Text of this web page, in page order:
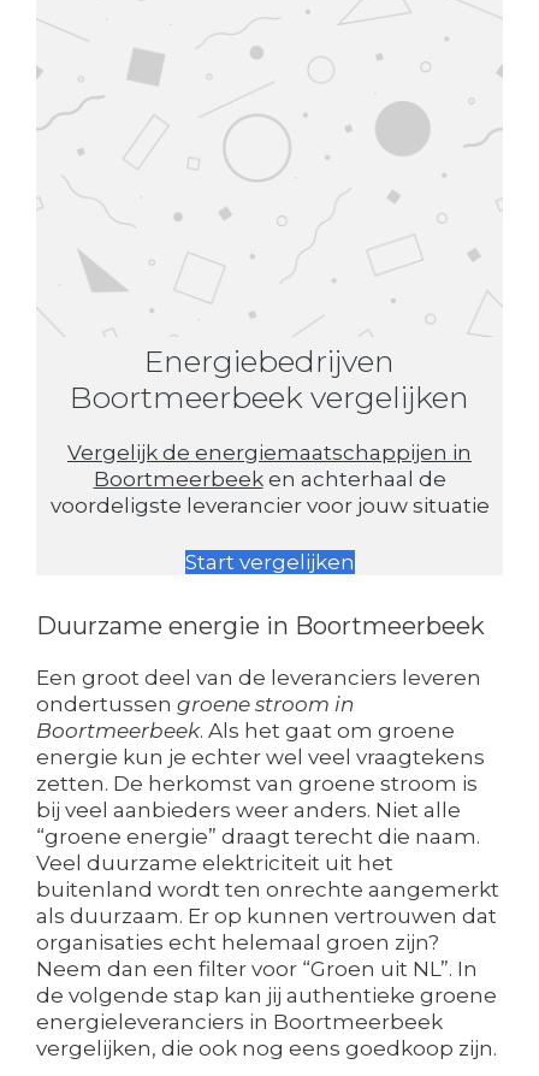
Energiebedrijven
Boortmeerbeek vergelijken
Vergelijk de energiemaatschappijen in
Boortmeerbeeken achterhaal de
voordeligste leverancier voor jouw situatie
Start vergelijken
Duurzame energie in Boortmeerbeek
Een groot deel van de leveranciers leveren
ondertussen groene stroom in
Boortmeerbeek. Als het gaat om groene
energie kun je echter wel veel vraagtekens
zetten. De herkomst van groene stroom is
bij veel aanbieders weer anders. Niet alle
“groene energie” draagt terecht die naam.
Veel duurzame elektriciteit uit het
buitenland wordt ten onrechte aangemerkt
als duurzaam. Er op kunnen vertrouwen dat
organisaties echt helemaal groen zijn?
Neem dan een filter voor “Groen uit NL”. In
de volgende stap kan jij authentieke groene
energieleveranciers in Boortmeerbeek
vergelijken, die ook nog eens goedkoop zijn.